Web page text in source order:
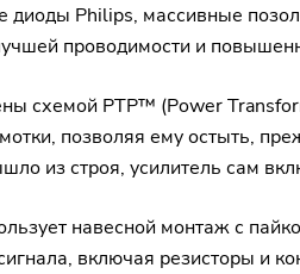
диоды Philips, массивные
проводимости и
схемой PTP™ (Power
позволяя ему остыть,
из строя, усилитель сам
навесной монтаж с
включая резисторы и